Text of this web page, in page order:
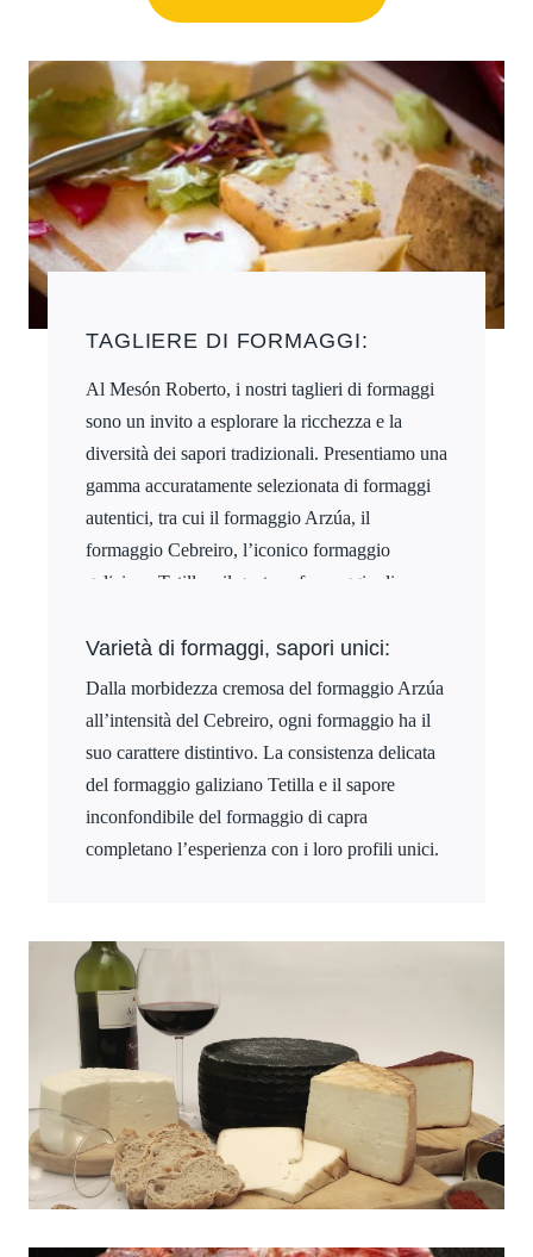
TAGLIERE DI FORMAGGI:
Al Mesón Roberto, i nostri taglieri di formaggi
sono un invito a esplorare la ricchezza e la
diversità dei sapori tradizionali. Presentiamo una
gamma accuratamente selezionata di formaggi
autentici, tra cui il formaggio Arzúa, il
formaggio Cebreiro, l’iconico formaggio
galiziano Tetilla e il gustoso formaggio di capra.
Varietà di formaggi, sapori unici:
Dalla morbidezza cremosa del formaggio Arzúa
all’intensità del Cebreiro, ogni formaggio ha il
suo carattere distintivo. La consistenza delicata
del formaggio galiziano Tetilla e il sapore
inconfondibile del formaggio di capra
completano l’esperienza con i loro profili unici.